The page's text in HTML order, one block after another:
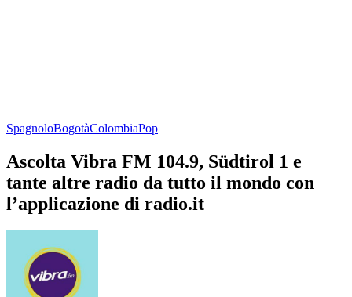
SpagnoloBogotàColombiaPop
Ascolta Vibra FM 104.9, Südtirol 1 e
tante altre radio da tutto il mondo con
l’applicazione di radio.it